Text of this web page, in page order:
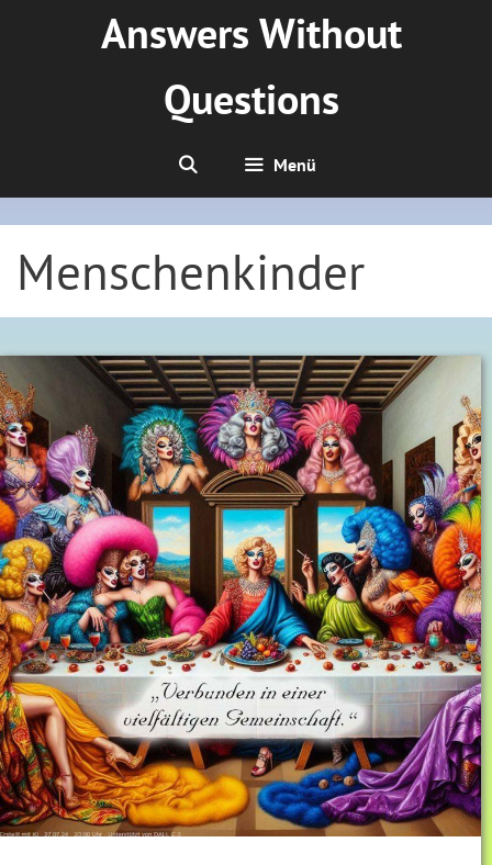
Answers Without
Questions
Menü
Menschenkinder